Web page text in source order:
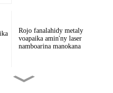
Rojo fanalahidy metaly
voapaika amin'ny laser
namboarina manokana